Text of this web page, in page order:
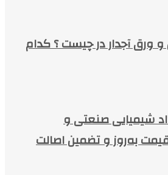
ورق آجدار در چیست ؟ کدام
شیمیایی صنعتی و
به‌روز و تضمین اصالت